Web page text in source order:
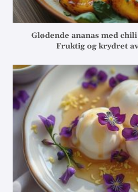
Glødende ananas med
Fruktig og krydret